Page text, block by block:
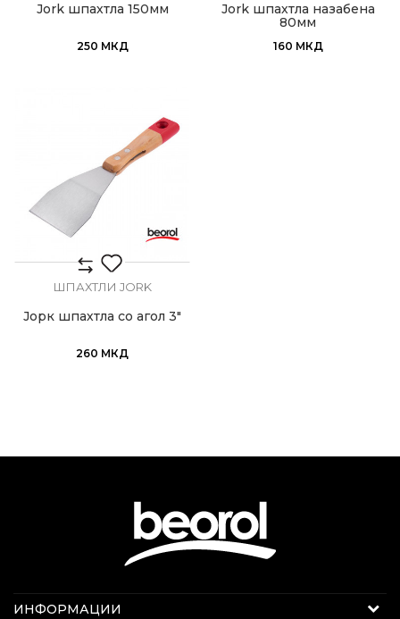
Jork шпахтла 150мм
250 МКД
Jork шпахтла назабена
80мм
160 МКД
ШПАХТЛИ JORK
Јорк шпахтла со агол 3"
260 МКД
Интернет продажба
ИНФОРМАЦИИ